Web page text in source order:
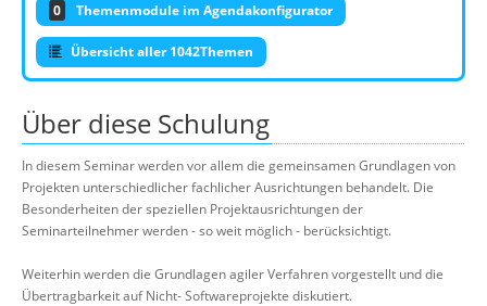
0 Themenmodule im Agendakonfigurator
Übersicht aller 1042Themen
Über diese Schulung
In diesem Seminar werden vor allem die gemeinsamen Grundlagen von
Projekten unterschiedlicher fachlicher Ausrichtungen behandelt. Die
Besonderheiten der speziellen Projektausrichtungen der
Seminarteilnehmer werden - so weit möglich - berücksichtigt.
Weiterhin werden die Grundlagen agiler Verfahren vorgestellt und die
Übertragbarkeit auf Nicht- Softwareprojekte diskutiert.